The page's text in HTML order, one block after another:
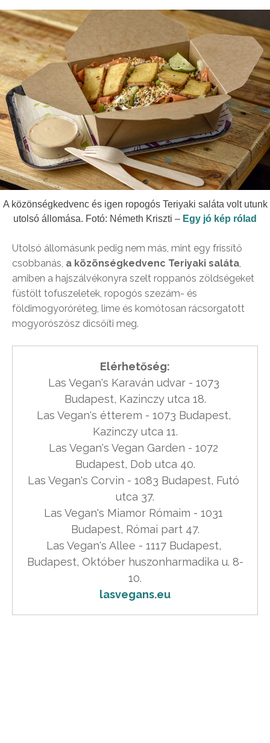
A közönségkedvenc és igen ropogós Teriyaki saláta volt utunk
utolsó állomása. Fotó: Németh Kriszti – Egy jó kép rólad
Utolsó állomásunk pedig nem más, mint egy frissítő
csobbanás, a közönségkedvenc Teriyaki saláta,
amiben a hajszálvékonyra szelt roppanós zöldségeket
füstölt tofuszeletek, ropogós szezám- és
földimogyoróréteg, lime és komótosan rácsorgatott
mogyorószósz dicsőíti meg.
Las Vegan's Karaván udvar - 1073
Budapest, Kazinczy utca 18.
Las Vegan's étterem - 1073 Budapest,
Kazinczy utca 11.
Las Vegan's Vegan Garden - 1072
Budapest, Dob utca 40.
Las Vegan's Corvin - 1083 Budapest, Futó
utca 37.
Las Vegan's Miamor Rómaim - 1031
Budapest, Római part 47.
Las Vegan's Allee - 1117 Budapest,
Budapest, Október huszonharmadika u. 8-
lasvegans.eu